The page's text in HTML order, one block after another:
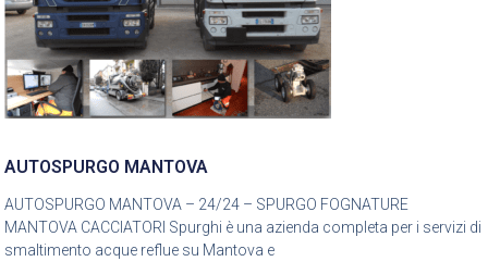
AUTOSPURGO MANTOVA
AUTOSPURGO MANTOVA – 24/24 – SPURGO FOGNATURE
MANTOVA CACCIATORI Spurghi è una azienda completa per i servizi di
smaltimento acque reflue su Mantova e